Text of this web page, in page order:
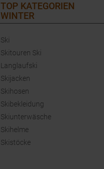
TOP KATEGORIEN
WINTER
Ski
Skitouren Ski
Langlaufski
Skijacken
Skihosen
Skibekleidung
Skiunterwäsche
Skihelme
Skistöcke